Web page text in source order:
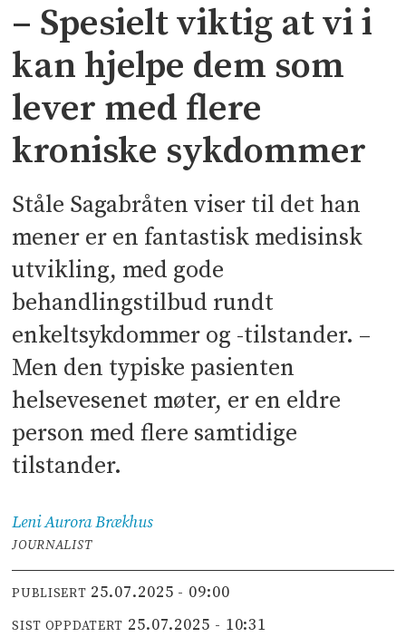
– Spesielt viktig at vi i
kan hjelpe dem som
lever med flere
kroniske sykdommer
Ståle Sagabråten viser til det han
mener er en fantastisk medisinsk
utvikling, med gode
behandlingstilbud rundt
enkeltsykdommer og -tilstander. –
Men den typiske pasienten
helsevesenet møter, er en eldre
person med flere samtidige
tilstander.
Leni AuroraBrækhus
JOURNALIST
PUBLISERT 25.07.2025 - 09:00
SIST OPPDATERT 25.07.2025 - 10:31